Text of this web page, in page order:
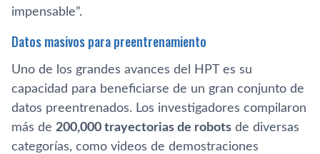
impensable”.
Datos masivos para preentrenamiento
Uno de los grandes avances del HPT es su
capacidad para beneficiarse de un gran conjunto de
datos preentrenados. Los investigadores compilaron
más de 200,000 trayectorias de robots de diversas
categorías, como videos de demostraciones